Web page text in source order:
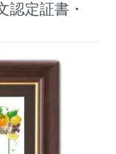
認定証書・